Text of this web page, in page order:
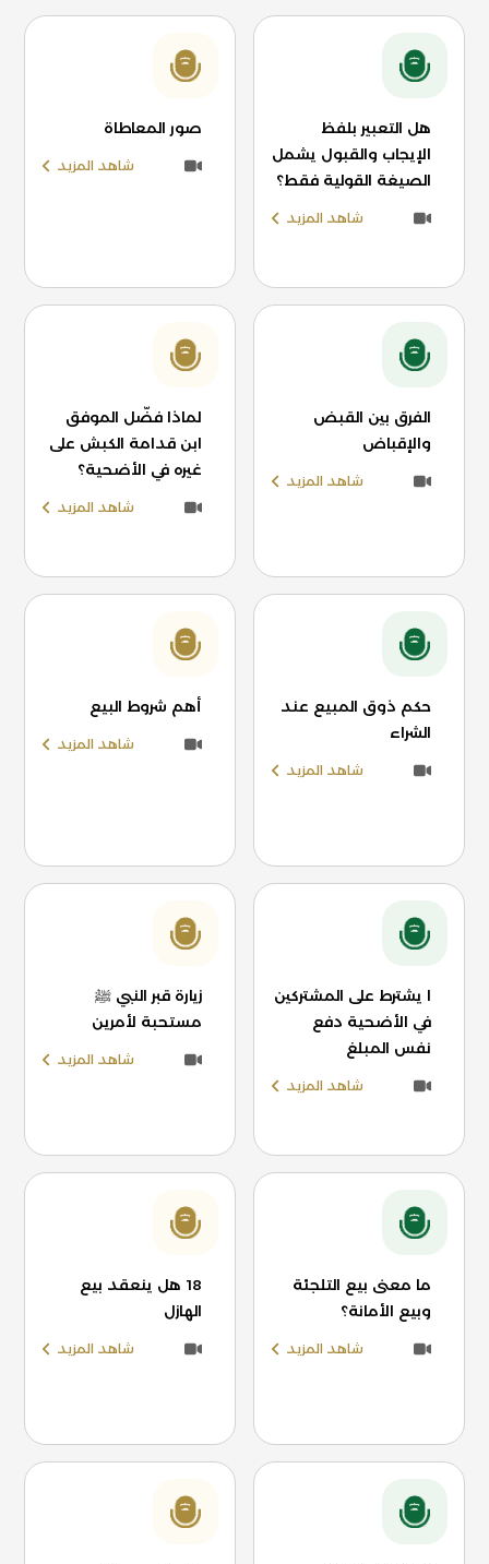
هل التعبير بلفظ
الإيجاب والقبول يشمل
الصيغة القولية فقط؟
شاهد المزيد
صور المعاطاة
شاهد المزيد
الفرق بين القبض
والإقباض
شاهد المزيد
لماذا فضّل الموفق
ابن قدامة الكبش على
غيره في الأضحية؟
شاهد المزيد
حكم ذوق المبيع عند
الشراء
شاهد المزيد
أهم شروط البيع
شاهد المزيد
ا يشترط على المشتركين
في الأضحية دفع
نفس المبلغ
شاهد المزيد
زيارة قبر النبي ﷺ
مستحبة لأمرين
شاهد المزيد
ما معنى بيع التلجئة
وبيع الأمانة؟
شاهد المزيد
18 هل ينعقد بيع
الهازل
شاهد المزيد